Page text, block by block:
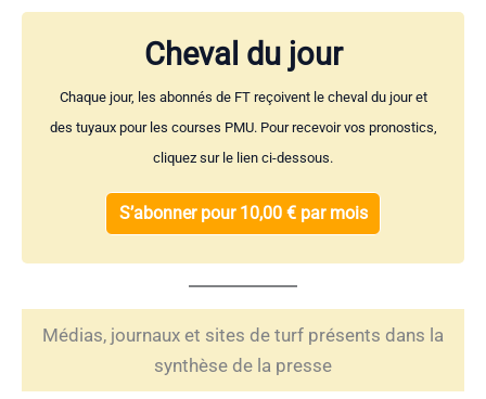
Cheval du jour
Chaque jour, les abonnés de FT reçoivent le cheval du jour et
des tuyaux pour les courses PMU. Pour recevoir vos pronostics,
cliquez sur le lien ci-dessous.
S’abonner pour 10,00 € par mois
Médias, journaux et sites de turf présents dans la
synthèse de la presse